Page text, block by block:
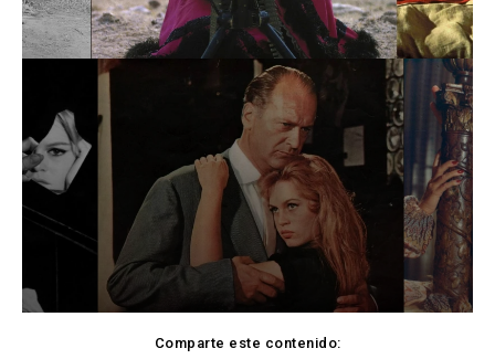
Comparte este contenido: